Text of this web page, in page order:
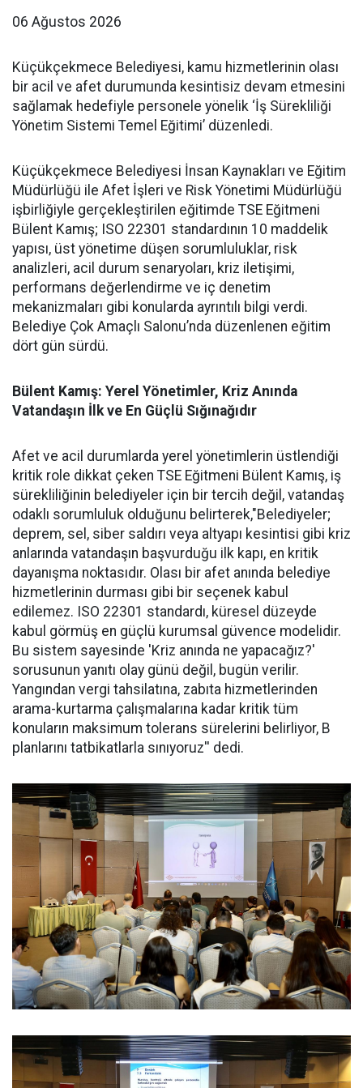
06 Ağustos 2026
Küçükçekmece Belediyesi, kamu hizmetlerinin olası
bir acil ve afet durumunda kesintisiz devam etmesini
sağlamak hedefiyle personele yönelik ‘İş Sürekliliği
Yönetim Sistemi Temel Eğitimi’ düzenledi.
Küçükçekmece Belediyesi İnsan Kaynakları ve Eğitim
Müdürlüğü ile Afet İşleri ve Risk Yönetimi Müdürlüğü
işbirliğiyle gerçekleştirilen eğitimde TSE Eğitmeni
Bülent Kamış; ISO 22301 standardının 10 maddelik
yapısı, üst yönetime düşen sorumluluklar, risk
analizleri, acil durum senaryoları, kriz iletişimi,
performans değerlendirme ve iç denetim
mekanizmaları gibi konularda ayrıntılı bilgi verdi.
Belediye Çok Amaçlı Salonu’nda düzenlenen eğitim
dört gün sürdü.
Bülent Kamış: Yerel Yönetimler, Kriz Anında
Vatandaşın İlk ve En Güçlü Sığınağıdır
Afet ve acil durumlarda yerel yönetimlerin üstlendiği
kritik role dikkat çeken TSE Eğitmeni Bülent Kamış, iş
sürekliliğinin belediyeler için bir tercih değil, vatandaş
odaklı sorumluluk olduğunu belirterek,"Belediyeler;
deprem, sel, siber saldırı veya altyapı kesintisi gibi kriz
anlarında vatandaşın başvurduğu ilk kapı, en kritik
dayanışma noktasıdır. Olası bir afet anında belediye
hizmetlerinin durması gibi bir seçenek kabul
edilemez. ISO 22301 standardı, küresel düzeyde
kabul görmüş en güçlü kurumsal güvence modelidir.
Bu sistem sayesinde 'Kriz anında ne yapacağız?'
sorusunun yanıtı olay günü değil, bugün verilir.
Yangından vergi tahsilatına, zabıta hizmetlerinden
arama-kurtarma çalışmalarına kadar kritik tüm
konuların maksimum tolerans sürelerini belirliyor, B
planlarını tatbikatlarla sınıyoruz'' dedi.